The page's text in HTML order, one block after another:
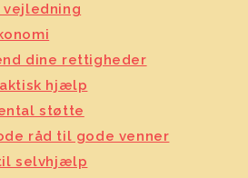
vejledning
dine rettigheder
hjælp
støtte
råd til gode venner
selvhjælp